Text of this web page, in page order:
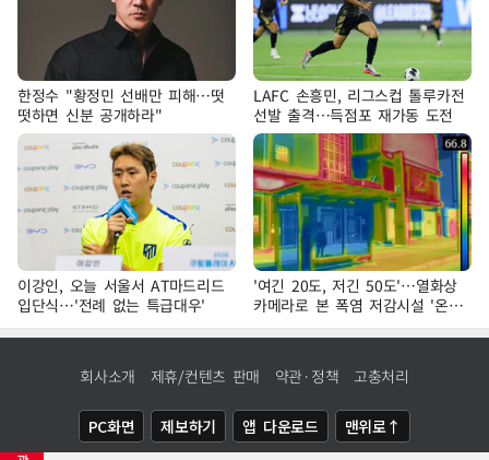
한정수 "황정민 선배만 피해…떳
떳하면 신분 공개하라"
LAFC 손흥민, 리그스컵 톨루카전
선발 출격…득점포 재가동 도전
이강인, 오늘 서울서 AT마드리드
입단식…'전례 없는 특급대우'
'여긴 20도, 저긴 50도'…열화상
카메라로 본 폭염 저감시설 '온도
차'
회사소개 제휴/컨텐츠 판매 약관·정책 고충처리
PC화면 제보하기 앱 다운로드 맨위로↑